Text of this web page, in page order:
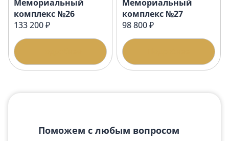
Мемориальный
комплекс №26
133 200 ₽
Мемориальный
комплекс №27
98 800 ₽
Поможем с любым вопросом